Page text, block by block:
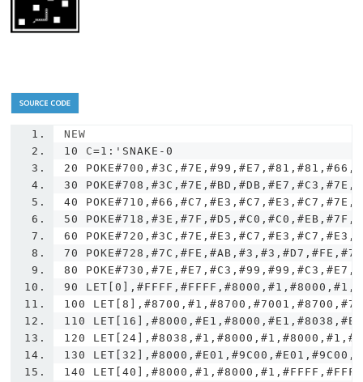
NEW
10
C=1 : 'SNAKE-0
20
30
40
50
60
70 POKE#728,#7C,#FE,#AB,#3,#3,#D7,#FE,#7C
80
90
100
110
120
130
140 LET[40],#8000,#1,#8000,#1,#FFFF,#FFFF